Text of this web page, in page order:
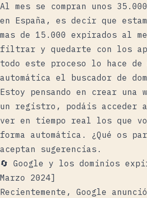
Al mes se compran unos
en España, es decir que
mas de 15.000 expirados al
filtrar y quedarte con los
todo este proceso lo hace de
automática el buscador de
Estoy pensando en crear una
un registro, podáis acceder
ver en tiempo real los que
forma automática. ¿Qué os
aceptan sugerencias.
🔄 Google y los dominios
Marzo 2024]
Recientemente, Google